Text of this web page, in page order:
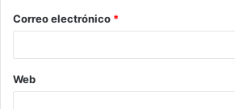
*
Correo electrónico *
Web